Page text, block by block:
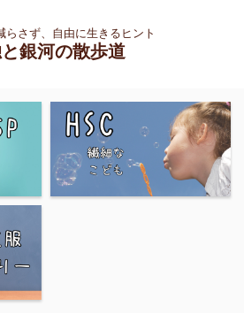
らさず、自由に生きるヒント
銀河の散歩道